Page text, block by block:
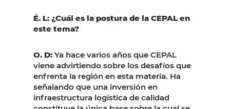
É. L: ¿Cuál es la postura de la CEPAL en
este tema?
O. D: Ya hace varios años que CEPAL
viene advirtiendo sobre los desafíos que
enfrenta la región en esta materia. Ha
señalando que una inversión en
infraestructura logística de calidad